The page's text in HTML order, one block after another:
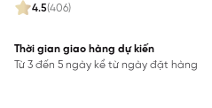
4.5(406)
Thời gian giao hàng dự kiến
Từ 3 đến 5 ngày kể từ ngày đặt hàng